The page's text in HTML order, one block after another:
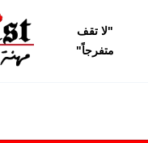
"لا تقف
متفرجاً"